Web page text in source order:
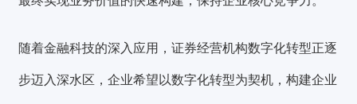
随着金融科技的深入应用，证券经营机构数字化转型正逐
步迈入深水区，企业希望以数字化转型为契机，构建企业